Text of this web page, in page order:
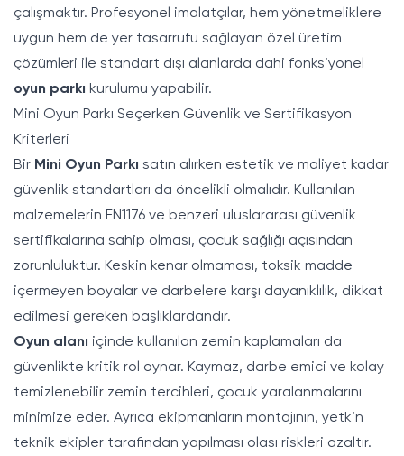
çalışmaktır. Profesyonel imalatçılar, hem yönetmeliklere
uygun hem de yer tasarrufu sağlayan özel üretim
çözümleri ile standart dışı alanlarda dahi fonksiyonel
oyun parkı kurulumu yapabilir.
Mini Oyun Parkı Seçerken Güvenlik ve Sertifikasyon
Kriterleri
Bir Mini Oyun Parkı satın alırken estetik ve maliyet kadar
güvenlik standartları da öncelikli olmalıdır. Kullanılan
malzemelerin EN1176 ve benzeri uluslararası güvenlik
sertifikalarına sahip olması, çocuk sağlığı açısından
zorunluluktur. Keskin kenar olmaması, toksik madde
içermeyen boyalar ve darbelere karşı dayanıklılık, dikkat
edilmesi gereken başlıklardandır.
Oyun alanı içinde kullanılan zemin kaplamaları da
güvenlikte kritik rol oynar. Kaymaz, darbe emici ve kolay
temizlenebilir zemin tercihleri, çocuk yaralanmalarını
minimize eder. Ayrıca ekipmanların montajının, yetkin
teknik ekipler tarafından yapılması olası riskleri azaltır.